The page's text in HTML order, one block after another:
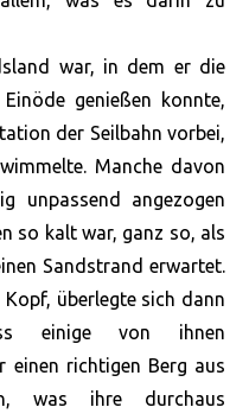
war, in dem er die
genießen konnte,
der Seilbahn vorbei,
Manche davon
unpassend angezogen
so kalt war, ganz so, als
Sandstrand erwartet.
überlegte sich dann
einige von ihnen
einen richtigen Berg aus
was ihre durchaus